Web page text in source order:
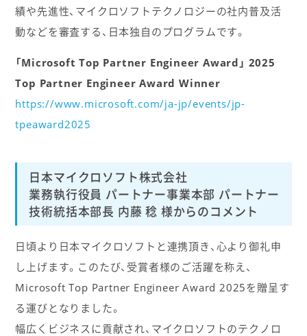
績や先進性、マイクロソフトテクノロジーの社内普及活
動などを審査する、日本独自のプログラムです。
「Microsoft Top Partner Engineer Award」 2025
Top Partner Engineer Award Winner
https://www.microsoft.com/ja-jp/events/jp-
tpeaward2025
日本マイクロソフト株式会社
業務執行役員 パートナー事業本部 パートナー
技術統括本部長 内藤 稔 様からのコメント
日頃より日本マイクロソフトと連携頂き、心より御礼申
し上げます。このたび、受賞者様のご活躍を称え、
Microsoft Top Partner Engineer Award 2025を贈呈す
る運びとなりました。
幅広くビジネスに貢献され、マイクロソフトのテクノロ